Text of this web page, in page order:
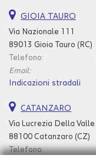
GIOIA TAURO
Via Nazionale 111
89013 Gioia Tauro (RC)
Telefono:
Email:
Indicazioni stradali
CATANZARO
Via Lucrezia Della Valle
88100 Catanzaro (CZ)
Telefono: